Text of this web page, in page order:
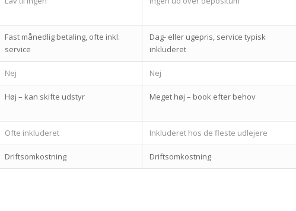
Fast månedlig betaling, ofte inkl.
service
Dag- eller ugepris, service typisk
inkluderet
Nej Nej
Høj – kan skifte udstyr Meget høj – book efter behov
Ofte inkluderet Inkluderet hos de fleste udlejere
Driftsomkostning Driftsomkostning